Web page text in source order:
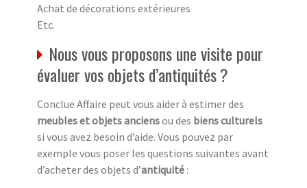
Achat de décorations extérieures
Etc.
Nous vous proposons une visite pour
évaluer vos objets d’antiquités ?
Conclue Affaire peut vous aider à estimer des
meubles et objets anciensou des biens culturels
si vous avez besoin d’aide. Vous pouvez par
exemple vous poser les questions suivantes avant
d’acheter des objets d’antiquité :